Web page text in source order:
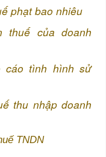
phạt bao nhiêu
thuế của doanh
cáo tình hình sử
thu nhập doanh
TNDN